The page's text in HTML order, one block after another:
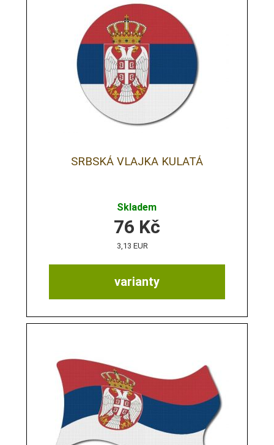
SRBSKÁ VLAJKA KULATÁ
Skladem
varianty
76 Kč
3,13 EUR